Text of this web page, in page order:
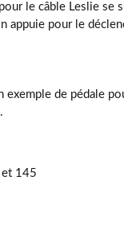
le câble Leslie
appuie pour le
exemple de pédale
145